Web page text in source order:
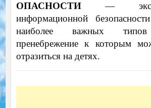
ОПАСНОСТИ—
информационной
наиболее важных типов
пренебрежение к которым
отразиться на детях.